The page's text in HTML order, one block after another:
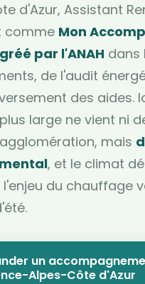
d'Azur, Assistant
comme Mon
par l'ANAH dans
de l'audit
des aides.
large ne vient ni
mais
, et le climat
du chauffage
un
Alpes-Côte d'Azur